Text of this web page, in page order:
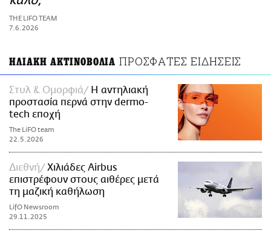
ΑΜΠΑ
PRINT
THE LIFO TEAM
7.6.2026
ΗΛΙΑΚΗ ΑΚΤΙΝΟΒΟΛΙΑ ΠΡΟΣΦΑΤΕΣ ΕΙΔΗΣΕΙΣ
Στυλ & Ομορφιά
Η αντηλιακή
προστασία περνά στην dermo-
tech εποχή
The LiFO team
22.5.2026
Διεθνή
Χιλιάδες Airbus
επιστρέφουν στους αιθέρες μετά
τη μαζική καθήλωση
LifO Newsroom
29.11.2025